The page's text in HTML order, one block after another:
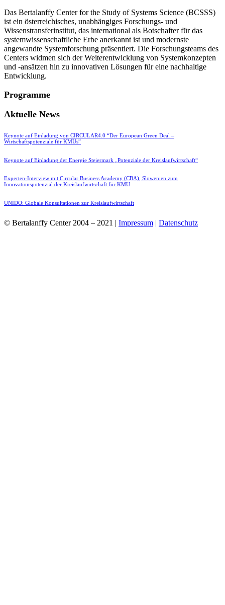
Das Bertalanffy Center for the Study of Systems Science (BCSSS)
ist ein österreichisches, unabhängiges Forschungs- und
Wissenstransferinstitut, das international als Botschafter für das
systemwissenschaftliche Erbe anerkannt ist und modernste
angewandte Systemforschung präsentiert. Die Forschungsteams des
Centers widmen sich der Weiterentwicklung von Systemkonzepten
und -ansätzen hin zu innovativen Lösungen für eine nachhaltige
Entwicklung.
Programme
Aktuelle News
Keynote auf Einladung von CIRCULAR4.0 “Der European Green Deal –
Wirtschaftspotenziale für KMUs”
Keynote auf Einladung der Energie Steiermark „Potenziale der Kreislaufwirtschaft“
Experten-Interview mit Circular Business Academy (CBA), Slowenien zum
Innovationspotenzial der Kreislaufwirtschaft für KMU
UNIDO: Globale Konsultationen zur Kreislaufwirtschaft
© Bertalanffy Center 2004 – 2021 | Impressum | Datenschutz